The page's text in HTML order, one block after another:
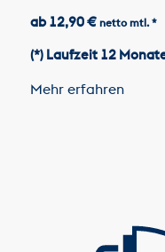
ab 12,90 € netto mtl. *
(*) Laufzeit 12
Mehr erfahren